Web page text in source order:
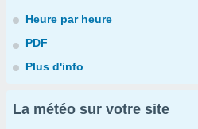
Heure par heure
PDF
Plus d'info
La météo sur votre site